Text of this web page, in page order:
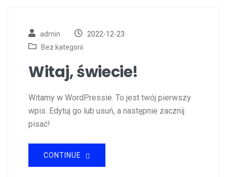
admin
2022-12-23
Bez kategorii
Witaj, świecie!
Witamy w WordPressie. To jest twój pierwszy
wpis. Edytuj go lub usuń, a następnie zacznij
pisać!
CONTINUE